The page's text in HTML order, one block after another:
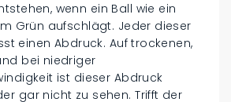
wenn ein Ball wie ein
Grün aufschlägt. Jeder dieser
einen Abdruck. Auf trockenen,
bei niedriger
ist dieser Abdruck
gar nicht zu sehen. Trifft der